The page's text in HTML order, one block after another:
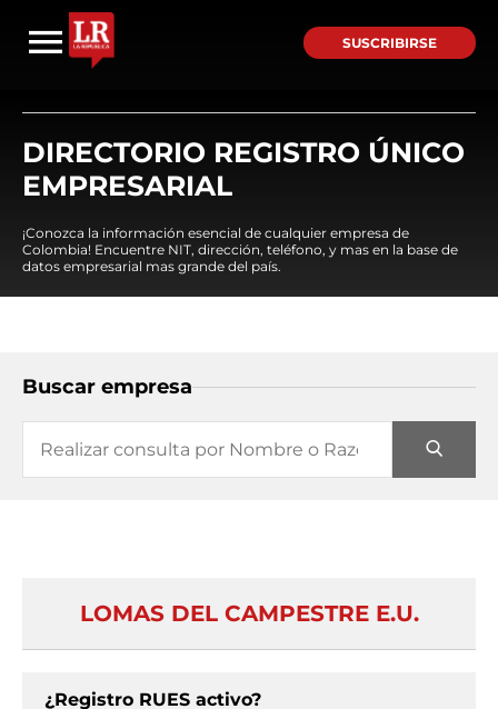
SUSCRIBIRSE
DIRECTORIO REGISTRO ÚNICO
EMPRESARIAL
¡Conozca la información esencial de cualquier empresa de
Colombia! Encuentre NIT, dirección, teléfono, y mas en la base de
datos empresarial mas grande del país.
Buscar empresa
LOMAS DEL CAMPESTRE E.U.
¿Registro RUES activo?